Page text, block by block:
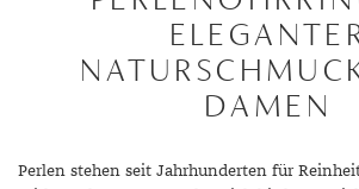
DAMEN
Perlen stehen seit Jahrhunderten für